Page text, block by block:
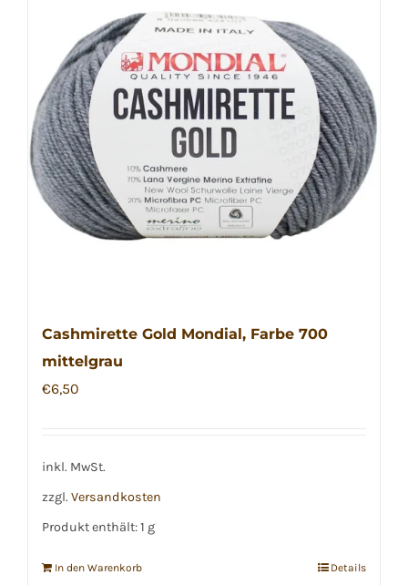
Cashmirette Gold Mondial, Farbe 700
mittelgrau
€6,50
inkl. MwSt.
zzgl. Versandkosten
Produkt enthält: 1 g
In den Warenkorb Details